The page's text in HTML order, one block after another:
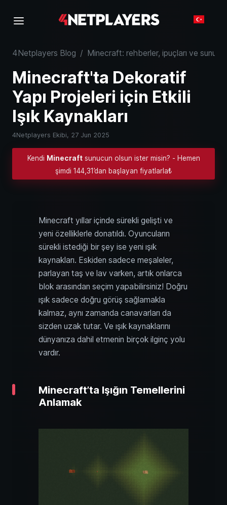
4Netplayers Blog / Minecraft: rehberler, ipuçları ve sunucu
Minecraft'ta Dekoratif
Yapı Projeleri için Etkili
Işık Kaynakları
4Netplayers Ekibi, 27 Jun 2025
Kendi Minecraftsunucun olsun ister misin? - Hemen
şimdi 144,31’dan başlayan fiyatlarla₺
Minecraft yıllar içinde sürekli gelişti ve
yeni özelliklerle donatıldı. Oyuncuların
sürekli istediği bir şey ise yeni ışık
kaynakları. Eskiden sadece meşaleler,
parlayan taş ve lav varken, artık onlarca
blok arasından seçim yapabilirsiniz! Doğru
ışık sadece doğru görüş sağlamakla
kalmaz, aynı zamanda canavarları da
sizden uzak tutar. Ve ışık kaynaklarını
dünyanıza dahil etmenin birçok ilginç yolu
vardır.
Minecraft’ta Işığın Temellerini
Anlamak